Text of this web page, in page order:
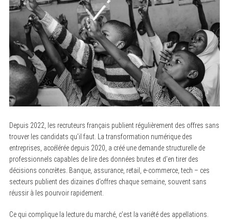
Depuis 2022, les recruteurs français publient régulièrement des offres sans
trouver les candidats qu’il faut. La transformation numérique des
entreprises, accélérée depuis 2020, a créé une demande structurelle de
professionnels capables de lire des données brutes et d’en tirer des
décisions concrètes. Banque, assurance, retail, e-commerce, tech – ces
secteurs publient des dizaines d’offres chaque semaine, souvent sans
réussir à les pourvoir rapidement.
Ce qui complique la lecture du marché, c’est la variété des appellations.